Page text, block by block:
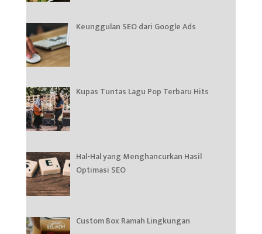
Keunggulan SEO dari Google Ads
Kupas Tuntas Lagu Pop Terbaru Hits
Hal-Hal yang Menghancurkan Hasil
Optimasi SEO
Custom Box Ramah Lingkungan